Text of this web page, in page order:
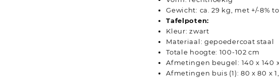
Gewicht: ca. 29 kg, met +/-8%
Tafelpoten:
Kleur: zwart
Materiaal: gepoedercoat staal
Totale hoogte: 100-102 cm
Afmetingen beugel: 140 x 140
Afmetingen buis (1): 80 x 80 x